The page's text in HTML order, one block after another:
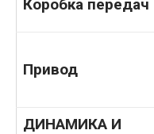
Коробка передач
Привод
ДИНАМИКА И